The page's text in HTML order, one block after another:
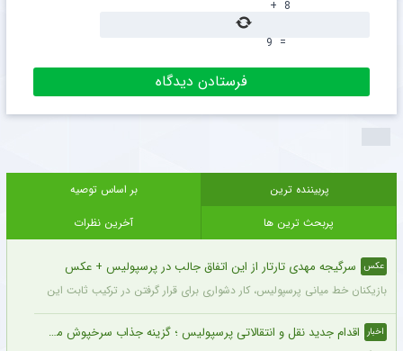
وبسایت من در مرورگر
دیدگاهی می‌نویسم.
8
+
پربیننده ترین
بر اساس توصیه
پربحث ترین ها
آخرین نظرات